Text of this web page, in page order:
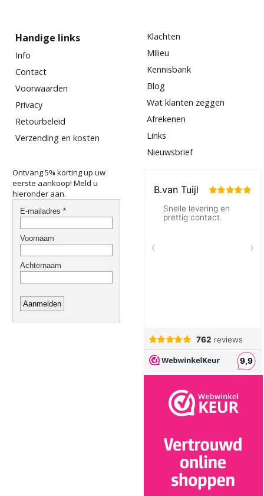
Handige links
Info
Contact
Voorwaarden
Privacy
Retourbeleid
Verzending en kosten
Klachten
Milieu
Kennisbank
Blog
Wat klanten zeggen
Afrekenen
Links
Nieuwsbrief
Ontvang 5% korting up uw
eerste aankoop! Meld u
hieronder aan.